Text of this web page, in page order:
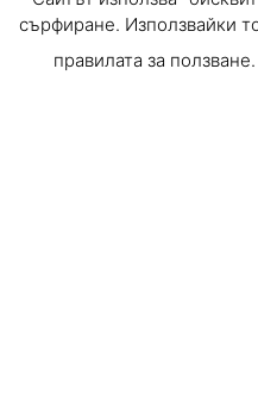
Сайтът използва